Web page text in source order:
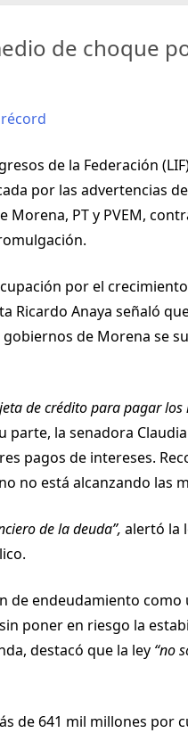
de choque
de la Federación
por las advertencias
PT y PVEM,
por el
Ricardo Anaya señaló
de Morena se
de crédito para pagar los
parte, la senadora Claudia
pagos de intereses.
no está alcanzando las
de la deuda”, alertó la
de endeudamiento como
poner en riesgo la
destacó que la ley “no
de 641 mil millones por